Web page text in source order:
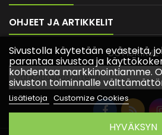
OHJEET JA ARTIKKELIT
Sivustolla käytetään evästeitä,
parantaa sivustoa ja
kohdentaa markkinointiamme.
sivuston toiminnalle
Lisätietoja Customize Cookies
HYVÄKSYN
UUTISKIRJE